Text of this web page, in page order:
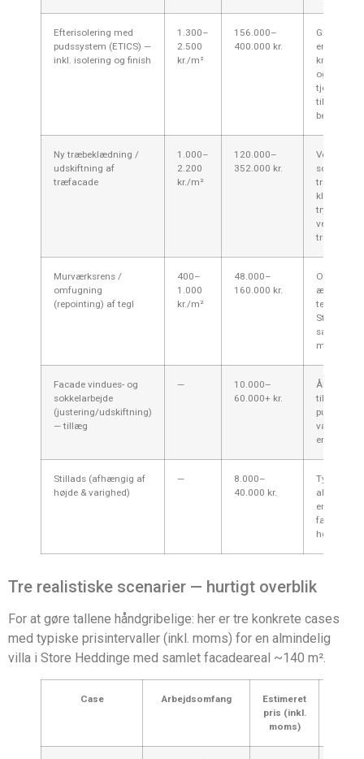
Efterisolering med
pudssystem (ETICS) —
inkl. isolering og finish
1.300–
2.500
kr./m²
156.000–
400.000 kr.
Giver stor
kræver
og
tjek
tilskud og
Ny træbeklædning /
udskiftning af
træfacade
1.000–
2.200
kr./m²
120.000–
352.000 kr.
Velegnet til
træhuse;
klima
træ.
Murværksrens /
omfugning
(repointing) af tegl
400–
1.000
kr./m²
48.000–
160.000 kr.
Ofte
ældre
Stevns;
Facade vindues- og
sokkelarbejde
(justering/udskiftning)
— tillæg
—
10.000–
60.000+ kr.
Åbninger
tilpasses
puds/
være
Stillads (afhængig af
højde & varighed)
—
8.000–
40.000 kr.
Typisk
facader
højde
Tre realistiske scenarier — hurtigt overblik
For at gøre tallene håndgribelige: her er tre konkrete cases
med typiske prisintervaller (inkl. moms) for en almindelig
villa i Store Heddinge med samlet facadeareal ~140 m².
Case Arbejdsomfang
Estimeret
pris (inkl.
moms)